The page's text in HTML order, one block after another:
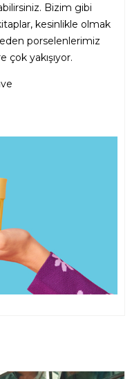
Bizim gibi
kesinlikle olmak
porselenlerimiz
yakışıyor.